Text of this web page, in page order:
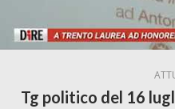
Tg politico del 16